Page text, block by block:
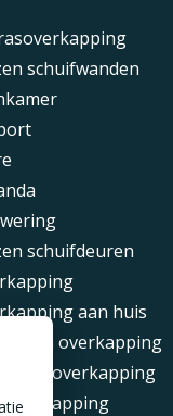
schuifwanden
schuifdeuren
aan huis
overkapping
overkapping